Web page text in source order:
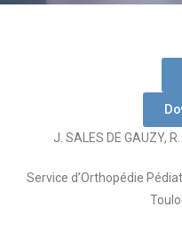
J. SALES DE GAUZY,
Service d’Orthopédie